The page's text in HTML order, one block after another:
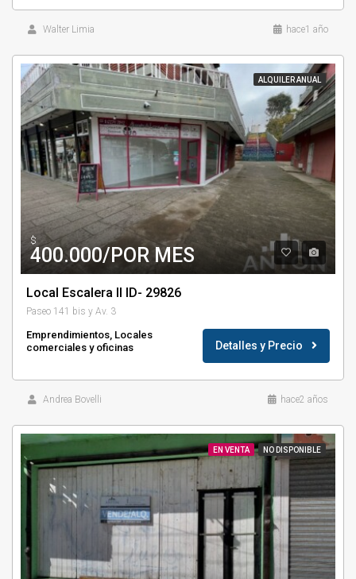
Walter Limia hace1 año
ALQUILER ANUAL
$
400.000/POR MES
Local Escalera II ID- 29826
Paseo 141 bis y Av. 3
Emprendimientos, Locales
comerciales y oficinas
Detalles y Precio
Andrea Bovelli hace2 años
EN VENTA NO DISPONIBLE